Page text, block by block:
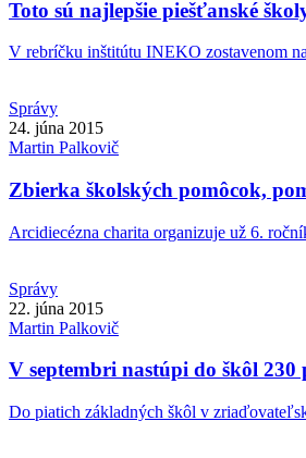
Toto sú najlepšie piešťanské
V rebríčku inštitútu INEKO zostavenom
Správy
24. júna 2015
Martin Palkovič
Zbierka školských pomôcok,
Arcidiecézna charita organizuje už 6.
Správy
22. júna 2015
Martin Palkovič
V septembri nastúpi do škôl 230
Do piatich základných škôl v